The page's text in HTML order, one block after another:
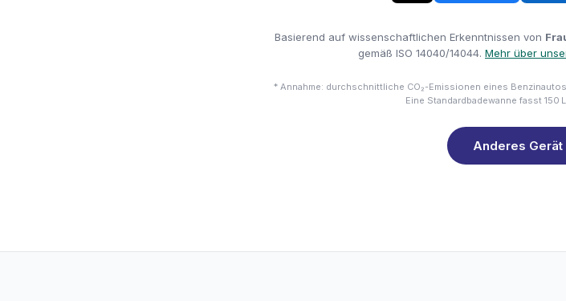
Basierend auf wissenschaftlichen Erkenntnissen von
gemäß ISO 14040/14044. Mehr über
* Annahme: durchschnittliche CO₂-Emissionen eines
Eine Standardbadewanne fasst 150
Anderes